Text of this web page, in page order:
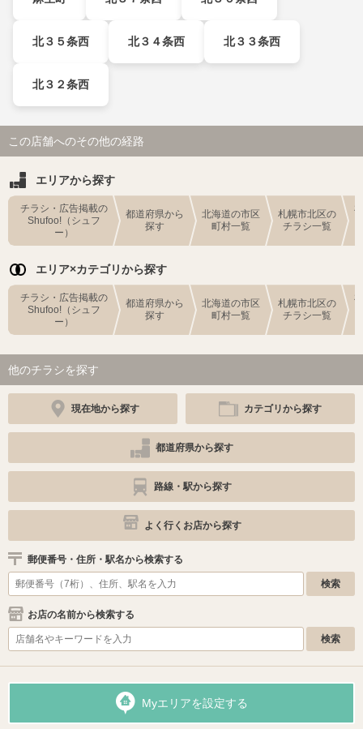
北３５条西 北３４条西 北３３条西
北３２条西
この店舗へのその他の経路
エリアから探す
チラシ・広告掲載の
Shufoo!（シュフ
ー）
都道府県から
探す
北海道の市区
町村一覧
札幌市北区の
チラシ一覧
エリア×カテゴリから探す
チラシ・広告掲載の
Shufoo!（シュフ
ー）
都道府県から
探す
北海道の市区
町村一覧
札幌市北区の
チラシ一覧
他のチラシを探す
現在地から探す カテゴリから探す
都道府県から探す
路線・駅から探す
よく行くお店から探す
郵便番号・住所・駅名から検索する
お店の名前から検索する
Myエリアを設定する